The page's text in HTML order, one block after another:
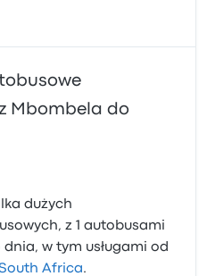
Mbombela do
dużych
z 1 autobusami
w tym usługami od
Africa.